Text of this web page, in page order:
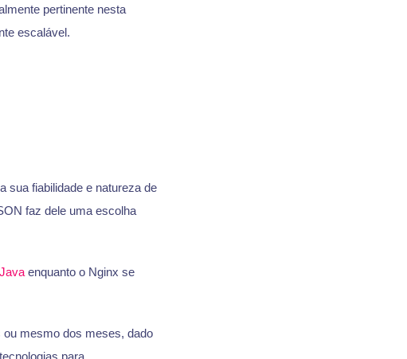
pertinente nesta
escalável.
sua fiabilidade e natureza de
faz dele uma escolha
Javaenquanto o Nginx se
ou mesmo dos meses, dado
para